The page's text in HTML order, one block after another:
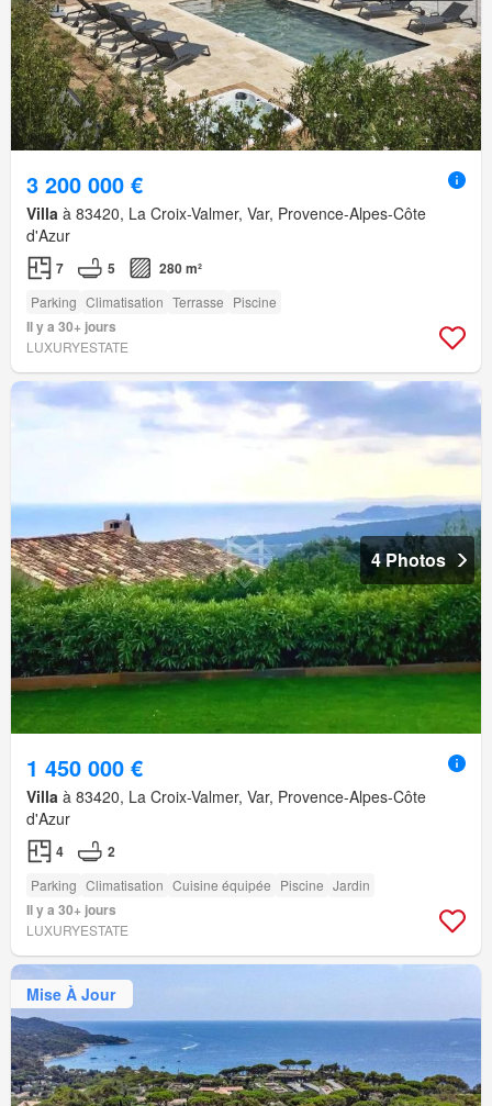
3 200 000 €
Villa à 83420, La Croix-Valmer, Var, Provence-Alpes-Côte
d'Azur
7 5 280 m²
Parking Climatisation Terrasse Piscine
Il y a 30+ jours
LUXURYESTATE
4 Photos
1 450 000 €
Villa à 83420, La Croix-Valmer, Var, Provence-Alpes-Côte
d'Azur
4 2
Parking Climatisation Cuisine équipée Piscine Jardin
Il y a 30+ jours
LUXURYESTATE
Mise À Jour